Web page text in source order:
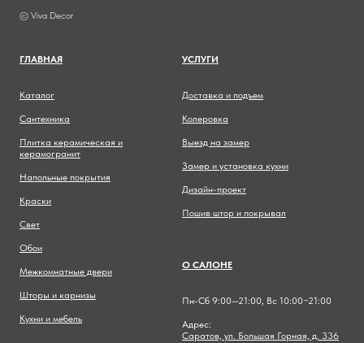
© Viva Decor
ГЛАВНАЯ
Каталог
Сантехника
Плитка керамическая и
керамогранит
Напольные покрытия
Краски
Свет
Обои
Межкомнатные двери
Шторы и карнизы
Кухни и мебель
УСЛУГИ
Доставка и подъем
Колеровка
Выезд на замер
Замер и установка кухни
Дизайн-проект
Пошив штор и покрывал
О САЛОНЕ
Пн-Сб 9:00—21:00, Вс 10:00−21:00
Адрес:
Саратов, ул. Большая Горная, д. 336